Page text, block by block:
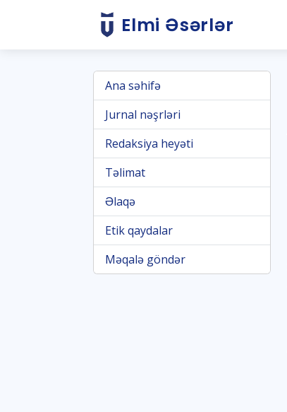
Elmi Əsərlər
Ana səhifə
Jurnal nəşrləri
Redaksiya heyəti
Təlimat
Əlaqə
Etik qaydalar
Məqalə göndər